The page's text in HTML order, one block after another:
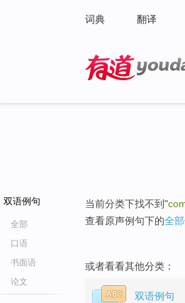
词典 翻译
双语例句
全部
口语
书面语
论文
当前分类下找不到"
查看原声例句下的全
或者看看其他分类：
双语例句